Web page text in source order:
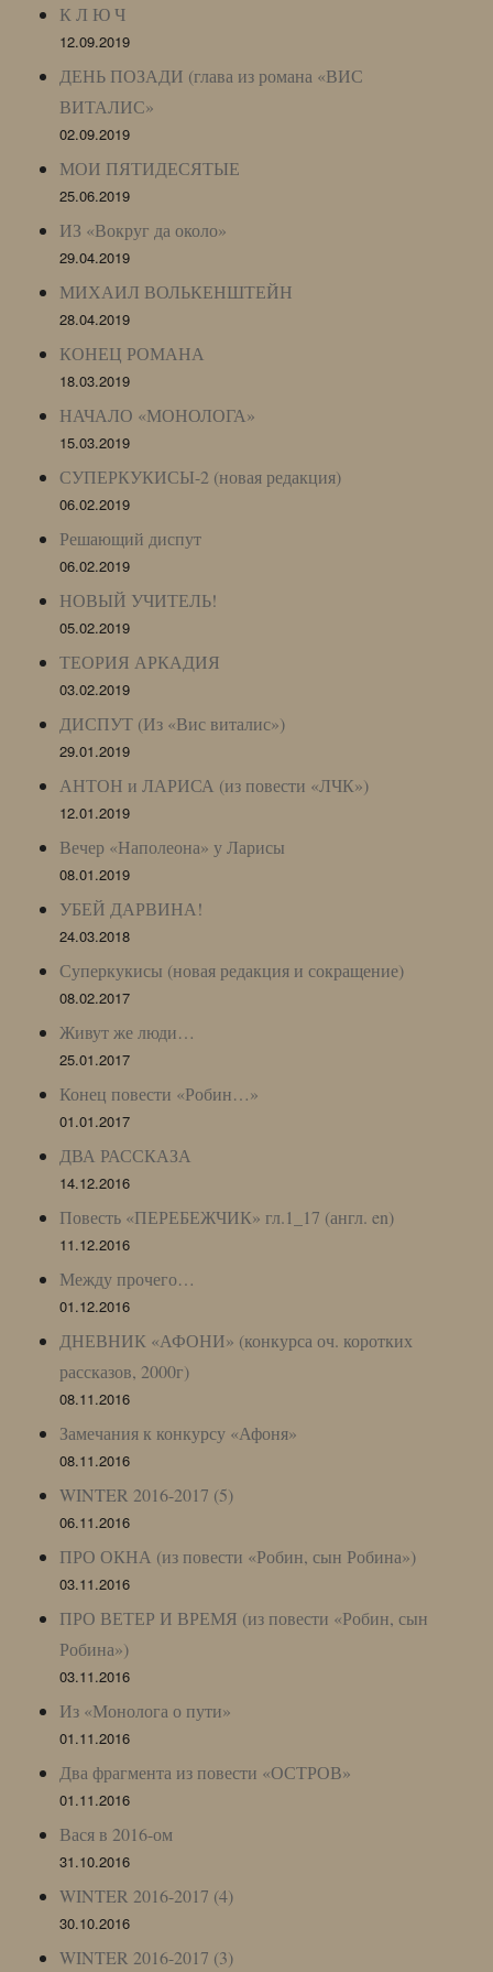
К Л Ю Ч
12.09.2019
ДЕНЬ ПОЗАДИ (глава из романа «ВИС
ВИТАЛИС»
02.09.2019
МОИ ПЯТИДЕСЯТЫЕ
25.06.2019
ИЗ «Вокруг да около»
29.04.2019
МИХАИЛ ВОЛЬКЕНШТЕЙН
28.04.2019
КОНЕЦ РОМАНА
18.03.2019
НАЧАЛО «МОНОЛОГА»
15.03.2019
СУПЕРКУКИСЫ-2 (новая редакция)
06.02.2019
Решающий диспут
06.02.2019
НОВЫЙ УЧИТЕЛЬ!
05.02.2019
ТЕОРИЯ АРКАДИЯ
03.02.2019
ДИСПУТ (Из «Вис виталис»)
29.01.2019
АНТОН и ЛАРИСА (из повести «ЛЧК»)
12.01.2019
Вечер «Наполеона» у Ларисы
08.01.2019
УБЕЙ ДАРВИНА!
24.03.2018
Суперкукисы (новая редакция и сокращение)
08.02.2017
Живут же люди…
25.01.2017
Конец повести «Робин…»
01.01.2017
ДВА РАССКАЗА
14.12.2016
Повесть «ПЕРЕБЕЖЧИК» гл.1_17 (англ. en)
11.12.2016
Между прочего…
01.12.2016
ДНЕВНИК «АФОНИ» (конкурса оч. коротких
рассказов, 2000г)
08.11.2016
Замечания к конкурсу «Афоня»
08.11.2016
WINTER 2016-2017 (5)
06.11.2016
ПРО ОКНА (из повести «Робин, сын Робина»)
03.11.2016
ПРО ВЕТЕР И ВРЕМЯ (из повести «Робин, сын
Робина»)
03.11.2016
Из «Монолога о пути»
01.11.2016
Два фрагмента из повести «ОСТРОВ»
01.11.2016
Вася в 2016-ом
31.10.2016
WINTER 2016-2017 (4)
30.10.2016
WINTER 2016-2017 (3)